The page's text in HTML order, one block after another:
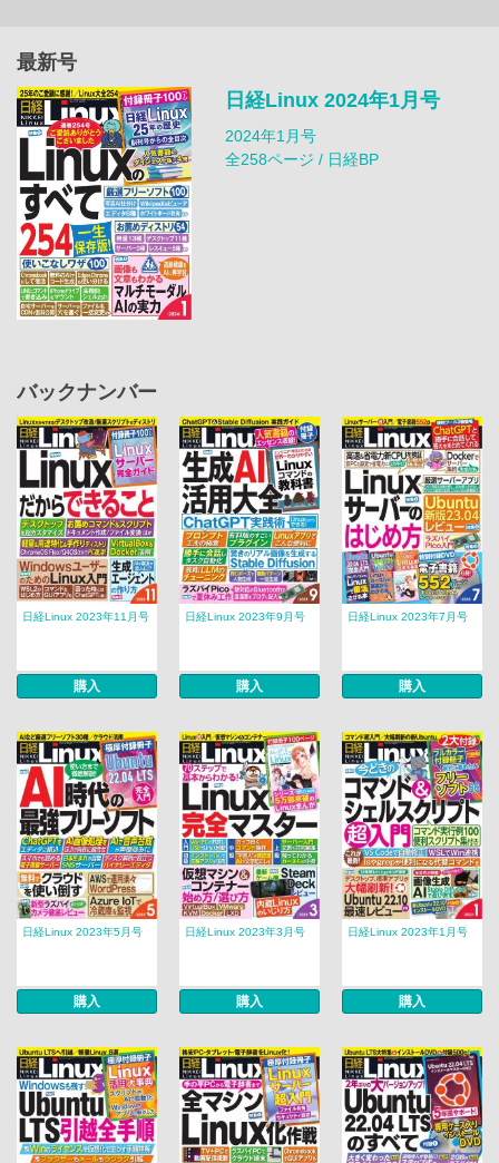
最新号
日経Linux 2024年1月号
2024年1月号
全258ページ / 日経BP
バックナンバー
日経Linux 2023年11月号
購入
日経Linux 2023年9月号
購入
日経Linux 2023年7月号
購入
日経Linux 2023年5月号
購入
日経Linux 2023年3月号
購入
日経Linux 2023年1月号
購入